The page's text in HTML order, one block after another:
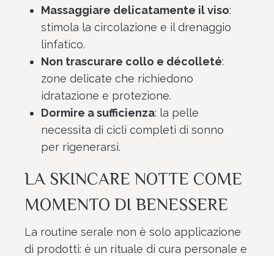
Massaggiare delicatamente il viso:
stimola la circolazione e il drenaggio
linfatico.
Non trascurare collo e décolleté:
zone delicate che richiedono
idratazione e protezione.
Dormire a sufficienza: la pelle
necessita di cicli completi di sonno
per rigenerarsi.
LA SKINCARE NOTTE COME
MOMENTO DI BENESSERE
La routine serale non è solo applicazione
di prodotti: è un rituale di cura personale e